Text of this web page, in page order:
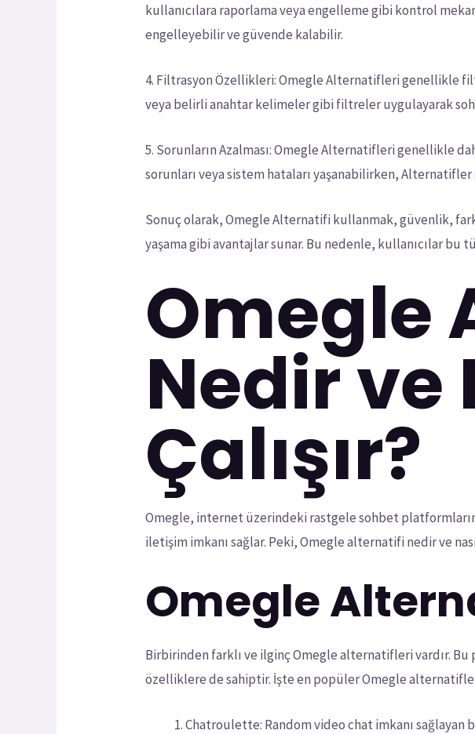
kullanıcılara raporlama veya engelleme gibi kontrol
engelleyebilir ve güvende kalabilir.
4. Filtrasyon Özellikleri: Omegle Alternatifleri genellikle
veya belirli anahtar kelimeler gibi filtreler uygulayarak
5. Sorunların Azalması: Omegle Alternatifleri genellikle
sorunları veya sistem hataları yaşanabilirken, Alternatifler
Sonuç olarak, Omegle Alternatifi kullanmak, güvenlik,
yaşama gibi avantajlar sunar. Bu nedenle, kullanıcılar
Omegle
Nedir ve
Çalışır?
Omegle, internet üzerindeki rastgele sohbet
iletişim imkanı sağlar. Peki, Omegle alternatifi nedir ve
Omegle
Birbirinden farklı ve ilginç Omegle alternatifleri vardır. Bu
özelliklere de sahiptir. İşte en popüler Omegle
Chatroulette: Random video chat imkanı sağlayan